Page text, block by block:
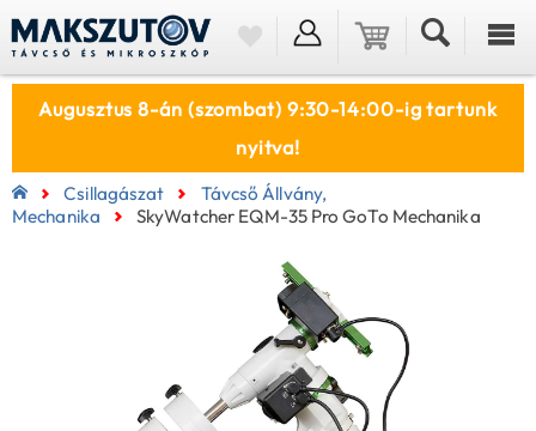
Augusztus 8-án (szombat) 9:30-14:00-ig tartunk
nyitva!
Csillagászat
Távcső Állvány,
Mechanika
SkyWatcher EQM-35 Pro GoTo Mechanika